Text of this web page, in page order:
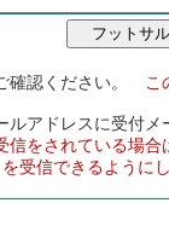
確認ください。 こ
ルアドレスに受付
信をされている場合
を受信できるように